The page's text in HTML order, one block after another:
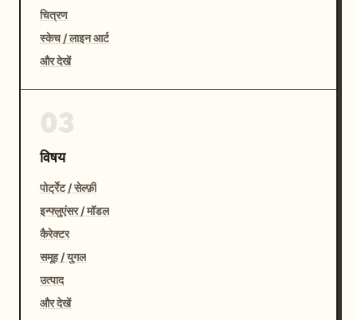
चित्रण
स्केच / लाइन आर्ट
और देखें
विषय
पोर्ट्रेट / सेल्फ़ी
इन्फ्लुएंसर / मॉडल
कैरेक्टर
समूह / युगल
उत्पाद
और देखें